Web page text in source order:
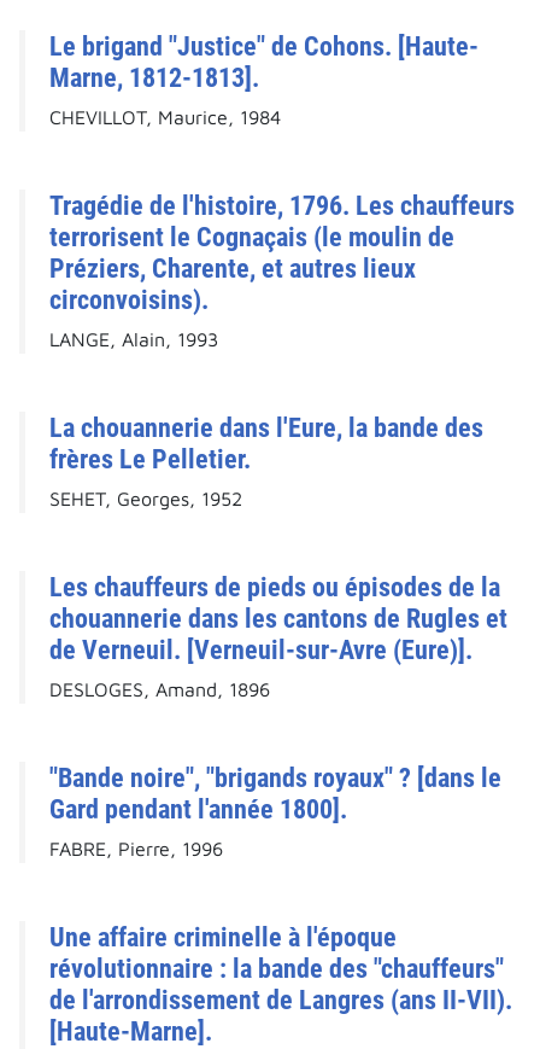
Le brigand "Justice" de Cohons. [Haute-
Marne, 1812-1813].
CHEVILLOT, Maurice, 1984
Tragédie de l'histoire, 1796. Les chauffeurs
terrorisent le Cognaçais (le moulin de
Préziers, Charente, et autres lieux
circonvoisins).
LANGE, Alain, 1993
La chouannerie dans l'Eure, la bande des
frères Le Pelletier.
SEHET, Georges, 1952
Les chauffeurs de pieds ou épisodes de la
chouannerie dans les cantons de Rugles et
de Verneuil. [Verneuil-sur-Avre (Eure)].
DESLOGES, Amand, 1896
"Bande noire", "brigands royaux" ? [dans le
Gard pendant l'année 1800].
FABRE, Pierre, 1996
Une affaire criminelle à l'époque
révolutionnaire : la bande des "chauffeurs"
de l'arrondissement de Langres (ans II-VII).
[Haute-Marne].